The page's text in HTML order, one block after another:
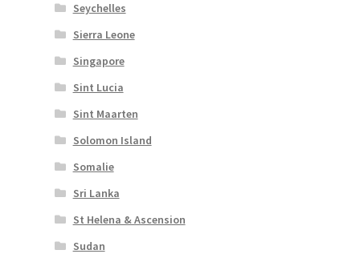
Seychelles
Sierra Leone
Singapore
Sint Lucia
Sint Maarten
Solomon Island
Somalie
Sri Lanka
St Helena & Ascension
Sudan